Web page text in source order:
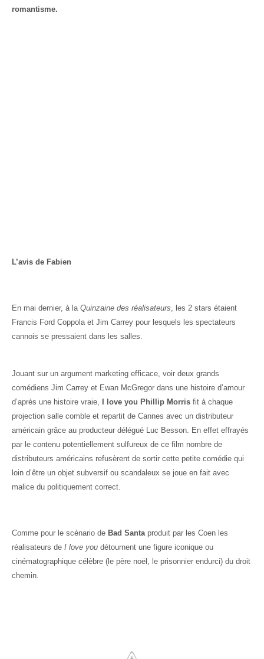
romantisme.
L’avis de Fabien
En mai dernier, à la Quinzaine des réalisateurs, les 2 stars étaient
Francis Ford Coppola et Jim Carrey pour lesquels les spectateurs
cannois se pressaient dans les salles.
Jouant sur un argument marketing efficace, voir deux grands
comédiens Jim Carrey et Ewan McGregor dans une histoire d’amour
d’après une histoire vraie,
I love you Phillip Morris fit à chaque
projection salle comble et repartit de Cannes avec un distributeur
américain grâce au producteur délégué Luc Besson. En effet effrayés
par le contenu potentiellement sulfureux de ce film nombre de
distributeurs américains refusèrent de sortir cette petite comédie qui
loin d’être un objet subversif ou scandaleux se joue en fait avec
malice du politiquement correct.
Comme pour le scénario de Bad Santa produit par les Coen les
réalisateurs de I love you détournent une figure iconique ou
cinématographique célèbre (le père noël, le prisonnier endurci) du droit
chemin.